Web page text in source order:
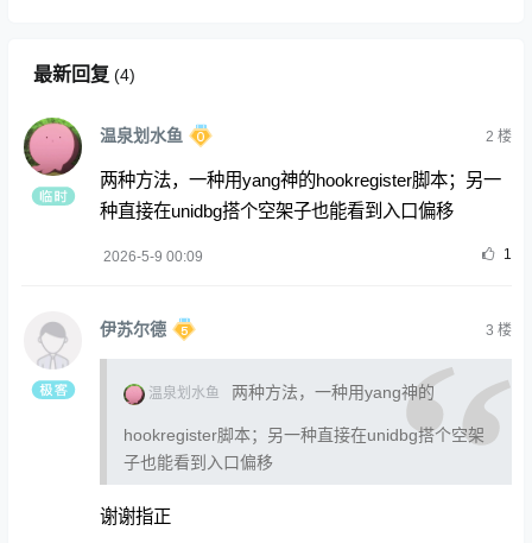
最新回复 (4)
温泉划水鱼 2 楼
两种方法，一种用yang神的hookregister脚本；另一
种直接在unidbg搭个空架子也能看到入口偏移
2026-5-9 00:09 1
伊苏尔德 3 楼
温泉划水鱼 两种方法，一种用yang神的
hookregister脚本；另一种直接在unidbg搭个空架
子也能看到入口偏移
谢谢指正